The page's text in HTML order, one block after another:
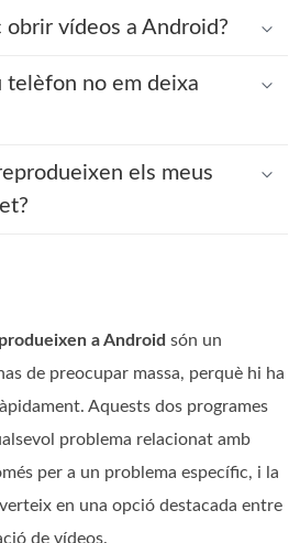
obrir vídeos a Android?
telèfon no em deixa
els meus
a Android són un
de preocupar massa, perquè hi ha
Aquests dos programes
problema relacionat amb
per a un problema específic, i la
en una opció destacada entre
de vídeos.